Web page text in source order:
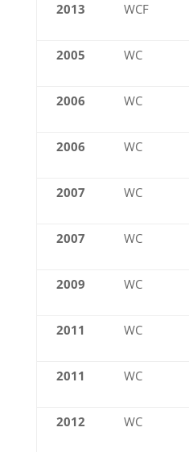
2013
WCF
2005
WC
2006
WC
2006
WC
2007
WC
2007
WC
2009
WC
2011
WC
2011
WC
2012
WC